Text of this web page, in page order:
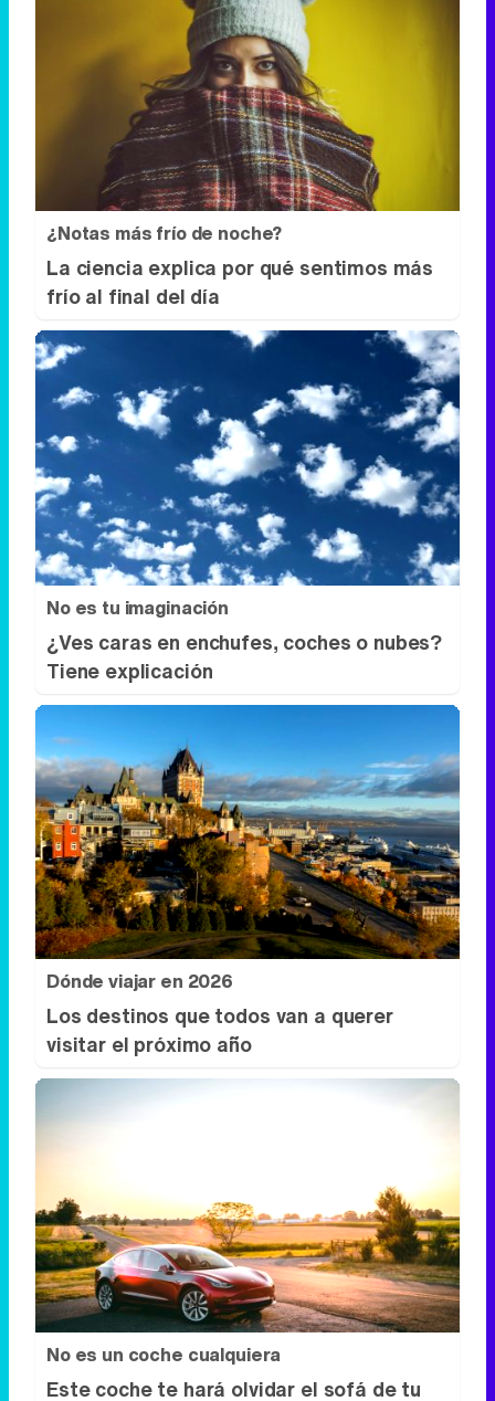
¿Notas más frío de noche?
La ciencia explica por qué sentimos más
frío al final del día
No es tu imaginación
¿Ves caras en enchufes, coches o nubes?
Tiene explicación
Dónde viajar en 2026
Los destinos que todos van a querer
visitar el próximo año
No es un coche cualquiera
Este coche te hará olvidar el sofá de tu
casa